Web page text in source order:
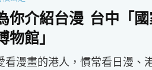
你介紹台漫 台中「
物館」
看漫畫的港人，慣常看日漫、